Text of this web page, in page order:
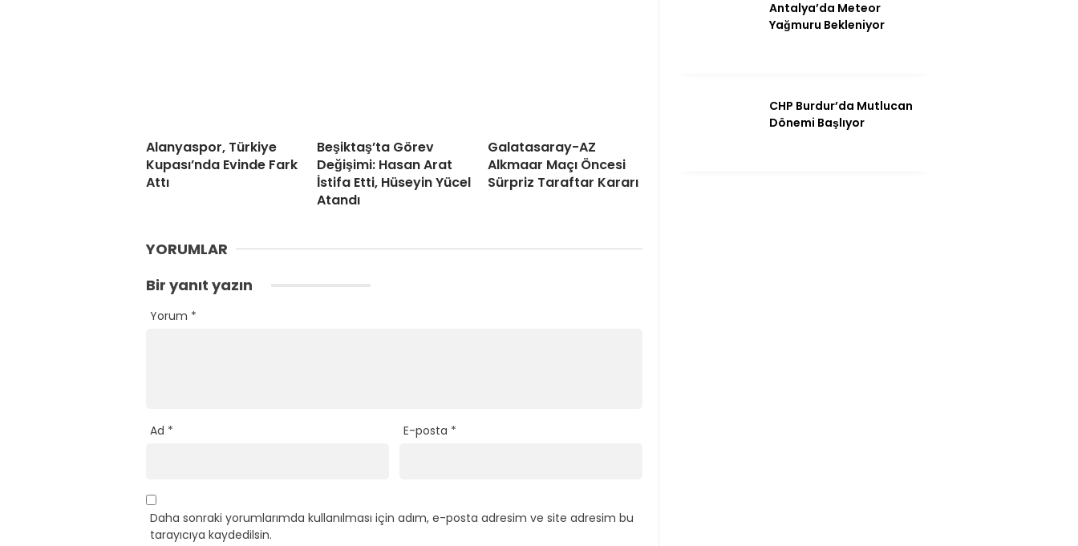
Alanyaspor, Türkiye
Kupası’nda Evinde Fark
Attı
Beşiktaş’ta Görev
Değişimi: Hasan Arat
İstifa Etti, Hüseyin Yücel
Atandı
Galatasaray-AZ
Alkmaar Maçı Öncesi
Sürpriz Taraftar Kararı
YORUMLAR
Bir yanıt yazın
Yorum *
Ad * E-posta *
Daha sonraki yorumlarımda kullanılması için adım, e-posta adresim ve site adresim bu
tarayıcıya kaydedilsin.
Antalya’da Meteor
Yağmuru Bekleniyor
CHP Burdur’da Mutlucan
Dönemi Başlıyor